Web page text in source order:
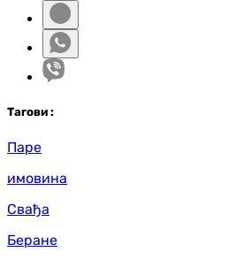
Тагови :
Паре
имовина
Свађа
Беране